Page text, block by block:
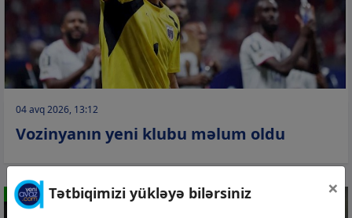
04 avq 2026, 13:12
Vozinyanın yeni klubu məlum oldu
İDMAN Tətbiqimizi yükləyə bilərsiniz ×